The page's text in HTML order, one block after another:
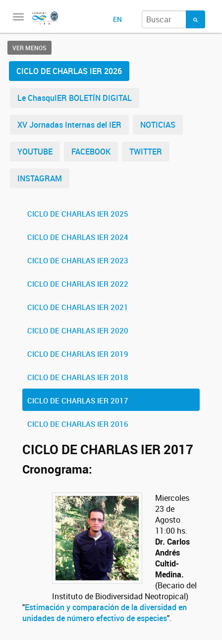
Toggle
EN
VER MENOS
CICLO DE CHARLAS IER 2026
Le ChasquIER BOLETÍN DIGITAL
XV Jornadas Internas del IER NOTICIAS
YOUTUBE FACEBOOK TWITTER
INSTAGRAM
CICLO DE CHARLAS IER 2025
CICLO DE CHARLAS IER 2024
CICLO DE CHARLAS IER 2023
CICLO DE CHARLAS IER 2022
CICLO DE CHARLAS IER 2021
CICLO DE CHARLAS IER 2020
CICLO DE CHARLAS IER 2019
CICLO DE CHARLAS IER 2018
CICLO DE CHARLAS IER 2017
CICLO DE CHARLAS IER 2016
CICLO DE CHARLAS IER 2017
Cronograma:
Miercoles
23 de
Agosto
11:00 hs.
Dr. Carlos
Andrés
Cultid-
Medina.
(Becario del
Instituto de Biodiversidad Neotropical)
"Estimación y comparación de la diversidad en
unidades de número efectivo de especies".